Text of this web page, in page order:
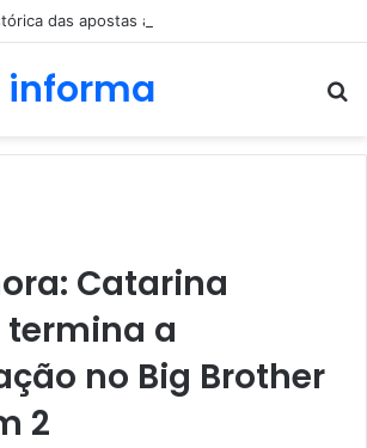
das apostas ao longo dos séculos
informa
Catarina
a
no Big Brother
2